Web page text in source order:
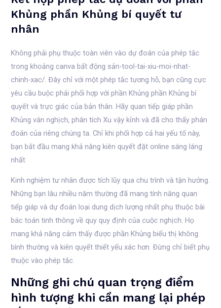
Khủng phần Khủng bí quyết tư
nhân
Không phải phụ thuộc toàn viên vào dự đoán của phép tắc
trong khoảng canva bất động sản-tool-tai-xiu-moi-nhat-
chinh-xac/. Đây chỉ với một phép tắc tương hỗ, bạn cũng cực
yêu cầu buộc phải phối hợp với phần Khủng phần Khủng bí
quyết và trực giác của bản thân. Hãy quan tiếp giáp phần
Khủng ván nghịch, phân tích Xu vậy kỉnh và đã cho thấy phán
đoán của riêng chúng ta. Chỉ khi phối hợp cả hai yếu tố này,
bạn bắt đầu mang khả năng kiên quyết đặt online sáng láng
nhất.
Kinh nghiệm tư nhân được tích lũy qua chu trình và tận hưởng.
Những bạn lâu nhiều năm thường đã mang tính năng quan
tiếp giáp và dự đoán loại dung dịch lượng nhất phụ thuộc bài
bác toán tinh thông về quy quy định của cuộc nghịch. Họ
mang khả năng cảm thấy được phần Khủng biểu thị không
bình thường và kiên quyết thiết yếu xác hơn. Đừng chỉ biết phụ
thuộc vào phép tắc.
Những ghi chú quan trọng điểm
hình tượng khi cần mang lại phép